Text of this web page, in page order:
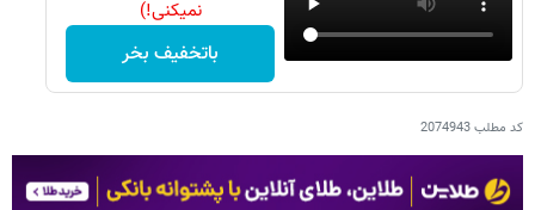
نمیکنی!)
باتخفیف بخر
کد مطلب2074943